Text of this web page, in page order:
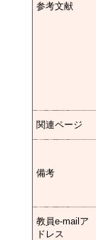
参考文献
関連ページ
備考
教員e-mailア
ドレス